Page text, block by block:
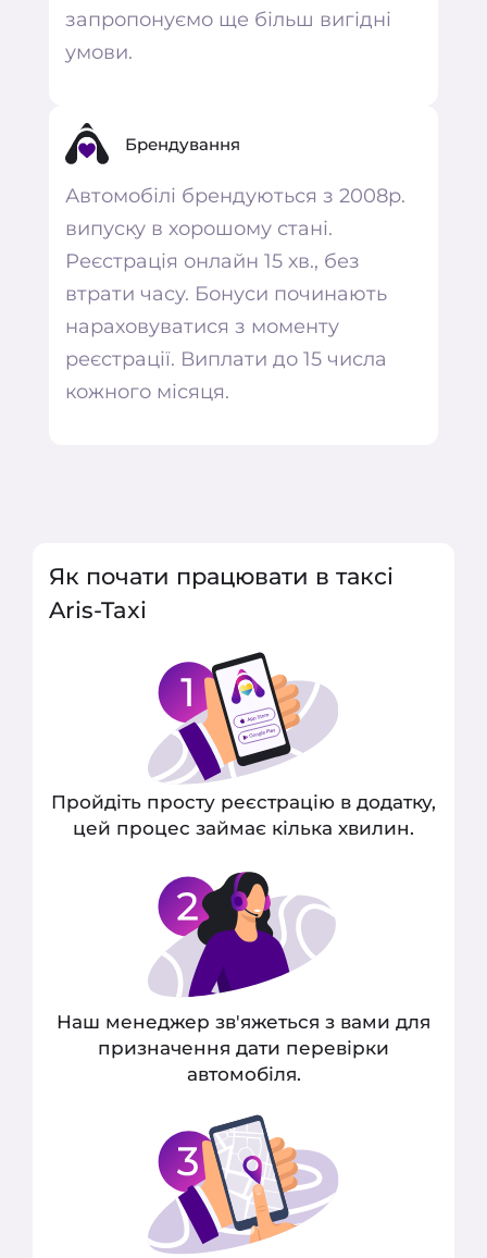
Приєднуйтесь та заробляйте разом з
компанією Aris-Taxi! Для отримання
зв’яжіться з нами або замовте
менеджера.
головний офіс
запропонуємо ще більш вигідні
умови.
Брендування
Автомобілі брендуються з 2008р.
випуску в хорошому стані.
Реєстрація онлайн 15 хв., без
втрати часу. Бонуси починають
нараховуватися з моменту
реєстрації. Виплати до 15 числа
кожного місяця.
Як почати працювати в таксі
Aris-Taxi
Пройдіть просту реєстрацію в додатку,
цей процес займає кілька хвилин.
Наш менеджер зв'яжеться з вами для
призначення дати перевірки
автомобіля.